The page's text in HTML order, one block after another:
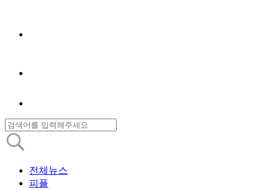
전체뉴스
피플